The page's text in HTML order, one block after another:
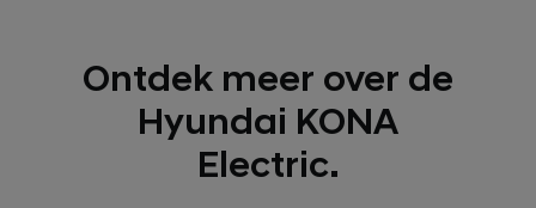
Ontdek meer over de
Hyundai KONA
Electric.